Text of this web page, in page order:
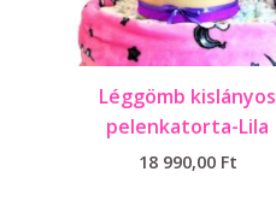
Léggömb kislányos
pelenkatorta-Lila
18 990,00 Ft